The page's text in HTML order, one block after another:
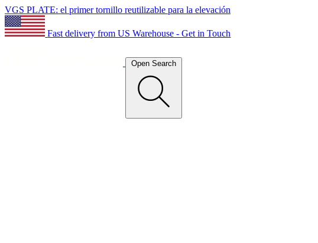
VGS PLATE: el primer tornillo reutilizable para la elevación
Fast delivery from US Warehouse - Get in Touch
Open Search